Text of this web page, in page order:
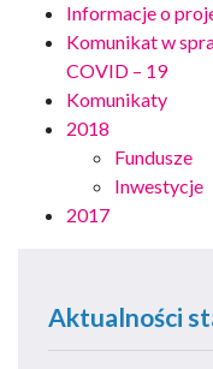
Informacje o
Komunikat w
COVID – 19
Komunikaty
2018
Fundusze
Inwestycje
2017
Aktualności